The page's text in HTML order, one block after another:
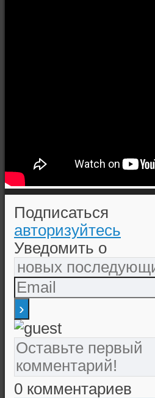
Подписаться
авторизуйтесь
Уведомить о
0 комментариев